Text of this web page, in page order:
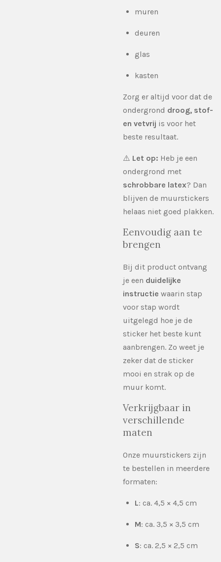
muren
deuren
glas
kasten
Zorg er altijd voor dat de
ondergrond droog, stof-
en vetvrij is voor het
beste resultaat.
⚠️ Let op: Heb je een
ondergrond met
schrobbare latex? Dan
blijven de muurstickers
helaas niet goed plakken.
Eenvoudig aan te
brengen
Bij dit product ontvang
je een duidelijke
instructie waarin stap
voor stap wordt
uitgelegd hoe je de
sticker het beste kunt
aanbrengen. Zo weet je
zeker dat de sticker
mooi en strak op de
muur komt.
Verkrijgbaar in
verschillende
maten
Onze muurstickers zijn
te bestellen in meerdere
formaten:
L: ca. 4,5 × 4,5 cm
M: ca. 3,5 × 3,5 cm
S: ca. 2,5 × 2,5 cm